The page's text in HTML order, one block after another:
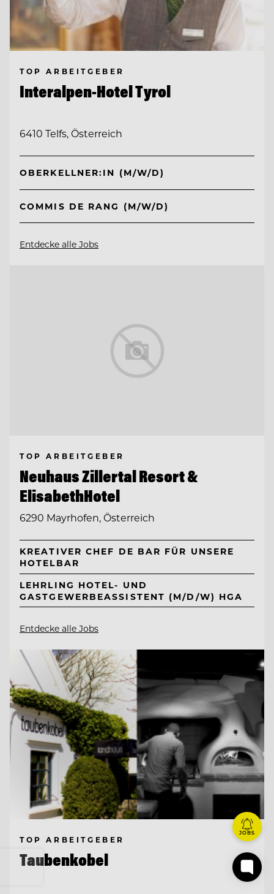
TOP ARBEITGEBER
Interalpen-Hotel Tyrol
6410 Telfs, Österreich
OBERKELLNER:IN (M/W/D)
COMMIS DE RANG (M/W/D)
Entdecke alle Jobs
TOP ARBEITGEBER
Neuhaus Zillertal Resort &
ElisabethHotel
6290 Mayrhofen, Österreich
KREATIVER CHEF DE BAR FÜR UNSERE
HOTELBAR
LEHRLING HOTEL- UND
GASTGEWERBEASSISTENT (M/D/W) HGA
Entdecke alle Jobs
TOP ARBEITGEBER
Taubenkobel
JOBS